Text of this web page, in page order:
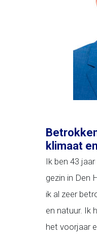
klimaat
Ik ben 43
gezin in Den
ik al zeer
en natuur. Ik
het voorjaar